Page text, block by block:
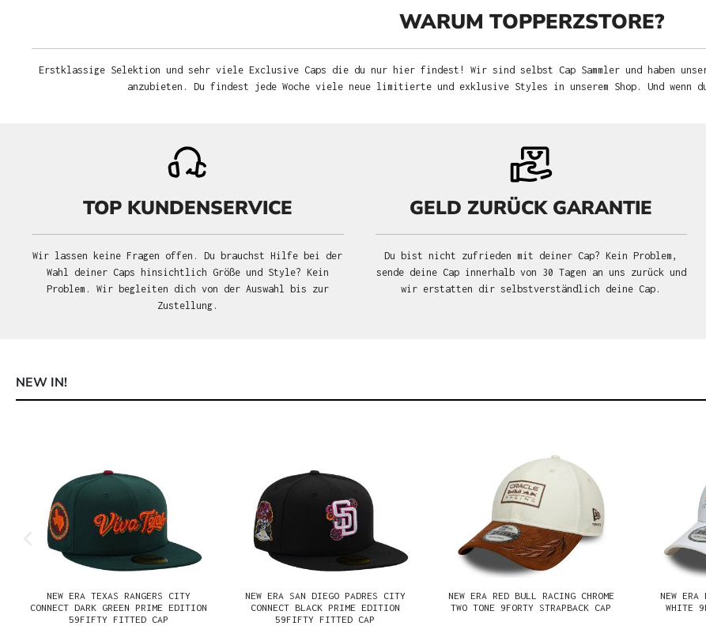
WARUM TOPPERZSTORE?
Erstklassige Selektion und sehr viele Exclusive Caps die du nur hier findest! Wir sind selbst Cap Sammler und haben
anzubieten. Du findest jede Woche viele neue limitierte und exklusive Styles in unserem Shop. Und wenn
TOP KUNDENSERVICE
Wir lassen keine Fragen offen. Du brauchst Hilfe bei der
Wahl deiner Caps hinsichtlich Größe und Style? Kein
Problem. Wir begleiten dich von der Auswahl bis zur
Zustellung.
GELD ZURÜCK GARANTIE
Du bist nicht zufrieden mit deiner Cap? Kein Problem,
sende deine Cap innerhalb von 30 Tagen an uns zurück und
wir erstatten dir selbstverständlich deine Cap.
NEW IN!
NEW ERA TEXAS RANGERS CITY
CONNECT DARK GREEN PRIME EDITION
59FIFTY FITTED CAP
NEW ERA SAN DIEGO PADRES CITY
CONNECT BLACK PRIME EDITION
59FIFTY FITTED CAP
NEW ERA RED BULL RACING CHROME
TWO TONE 9FORTY STRAPBACK CAP
NEW ERA
WHITE